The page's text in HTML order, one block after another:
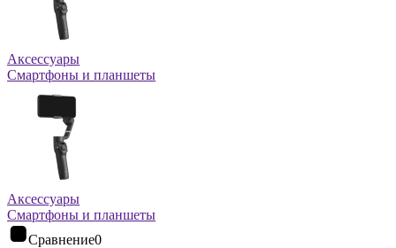
Аксессуары
Смартфоны и планшеты
Аксессуары
Смартфоны и планшеты
Сравнение0